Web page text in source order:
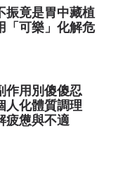
振竟是胃中藏植
「可樂」化解危
作用別傻傻忍
人化體質調理
疲憊與不適